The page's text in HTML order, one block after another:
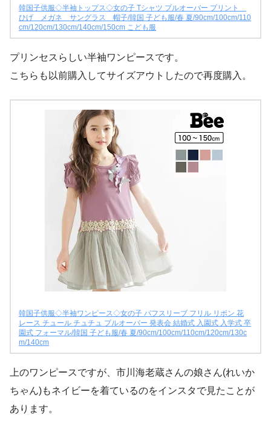
韓国子供服◇半袖トップス◇女の子 Tシャツ プルオーバー プリント
ひげ メガネ サングラス 帽子/韓国 子ども服/春 夏/90cm/100cm/110
cm/120cm/130cm/140cm/150cm こども服
プリンセスらしい半袖ワンピースです。
こちらも以前購入してサイズアウトしたので再度購入。
韓国子供服◇半袖ワンピース◇女の子 パフスリーブ フリル リボン 花
レース チュール チュチュ プルオーバー 発表会 結婚式 入園式 入学式 卒
園式 フォーマル/韓国 子ども服/春 夏/90cm/100cm/110cm/120cm/130c
m/140cm
上のワンピースですが、市川海老蔵さんの娘さん(れいか
ちゃん)もネイビーを着ているのをインスタで見たことが
あります。